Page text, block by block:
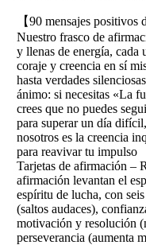
【90 mensajes positivos
Nuestro frasco de
y llenas de energía, cada
coraje y creencia en sí
hasta verdades
ánimo: si necesitas «La
crees que no puedes
para superar un día
nosotros es la creencia
para reavivar tu impulso
Tarjetas de afirmación –
afirmación levantan el
espíritu de lucha, con
(saltos audaces),
motivación y resolución
perseverancia (aumenta